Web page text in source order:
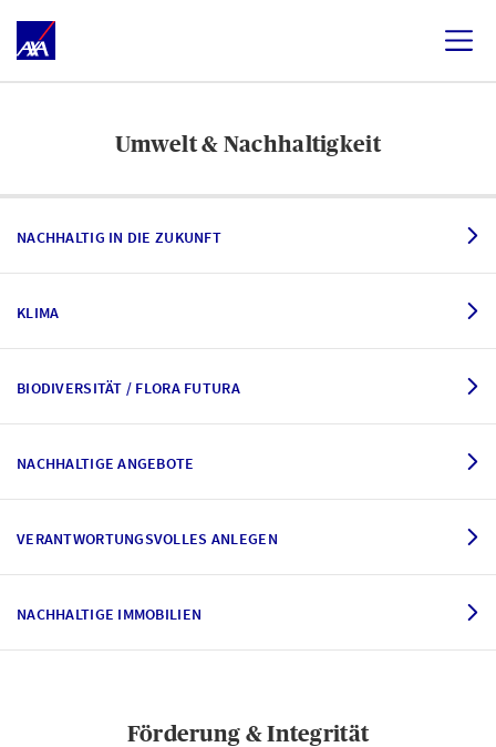
Umwelt & Nachhaltigkeit
NACHHALTIG IN DIE ZUKUNFT
KLIMA
BIODIVERSITÄT / FLORA FUTURA
NACHHALTIGE ANGEBOTE
VERANTWORTUNGSVOLLES ANLEGEN
NACHHALTIGE IMMOBILIEN
Förderung & Integrität